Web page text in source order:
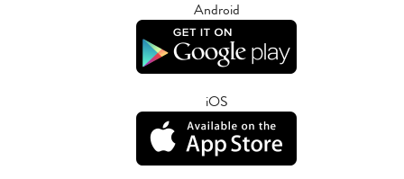
Android
iOS